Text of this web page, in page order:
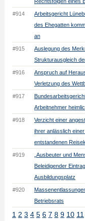
#914
Arbeitsgericht
des Ehegatten
an
#915
Auslegung des
Strukturausgleich
#916
Anspruch auf
Verletzung des
#917
Arbeitnehmer
#918
Verzicht einer
ihrer anlässlich
entstandenen
#919
„Ausbeuter und
Beleidigender
Ausbildungsplatz
#920
Betriebsrats
1 2 3 4 5 6 7 8 9 10 11